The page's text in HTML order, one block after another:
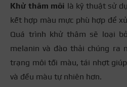
Khử thâm môi là kỹ thuật sử
kết hợp màu mực phù hợp để
Quá trình khử thâm sẽ loại
melanin và đào thải chúng ra
trạng môi tối màu, tái nhợt
và đều màu tự nhiên hơn.